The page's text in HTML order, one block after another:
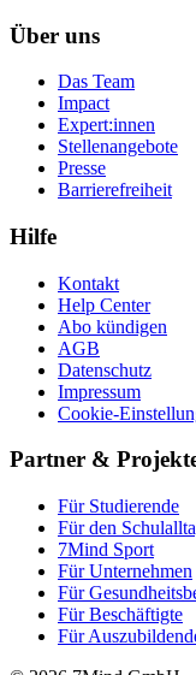
Über uns
Das Team
Impact
Expert:innen
Stellenangebote
Presse
Barrierefreiheit
Hilfe
Kontakt
Help Center
Abo kündigen
AGB
Datenschutz
Impressum
Cookie-
Partner &
Für Stu­die­rende
Für den
7Mind Sport
Für Unter­neh­men
Für
Für Beschäftigte
Für